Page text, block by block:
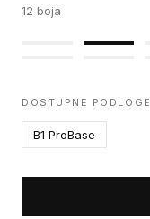
12 boja
DOSTUPNE PODLOGE
B1 ProBase